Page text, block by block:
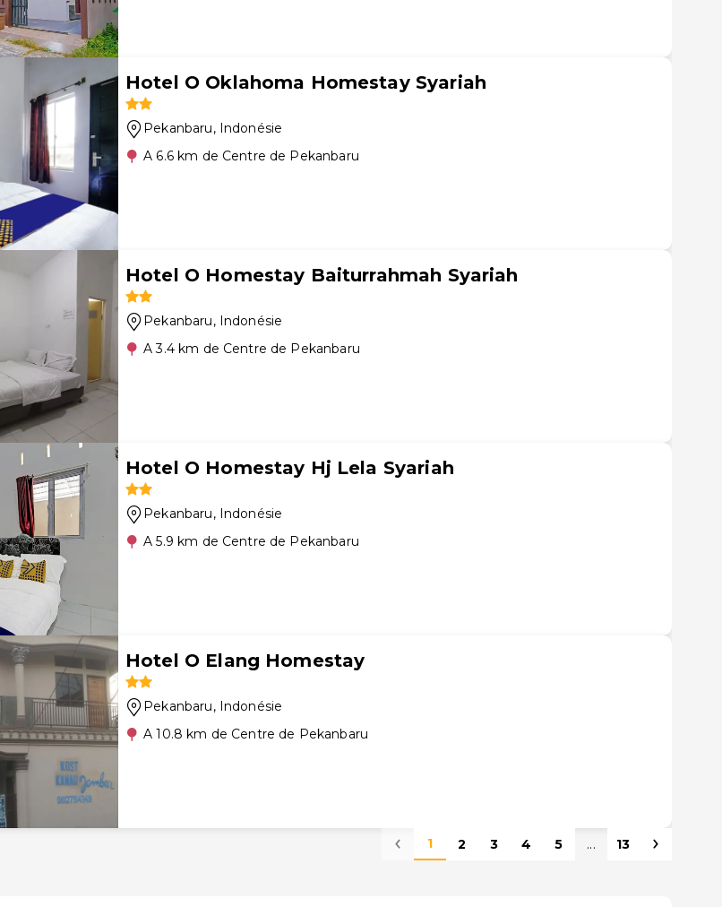
Hotel O Oklahoma Homestay Syariah
Pekanbaru, Indonésie
A 6.6 km de Centre de Pekanbaru
Hotel O Homestay Baiturrahmah Syariah
Pekanbaru, Indonésie
A 3.4 km de Centre de Pekanbaru
Hotel O Homestay Hj Lela Syariah
Pekanbaru, Indonésie
A 5.9 km de Centre de Pekanbaru
Hotel O Elang Homestay
Pekanbaru, Indonésie
A 10.8 km de Centre de Pekanbaru
1 2 3 4 5 ... 13